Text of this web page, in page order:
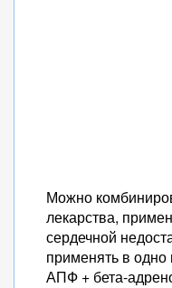
Можно
лекарства,
сердечной
применять в
АПФ + бета-